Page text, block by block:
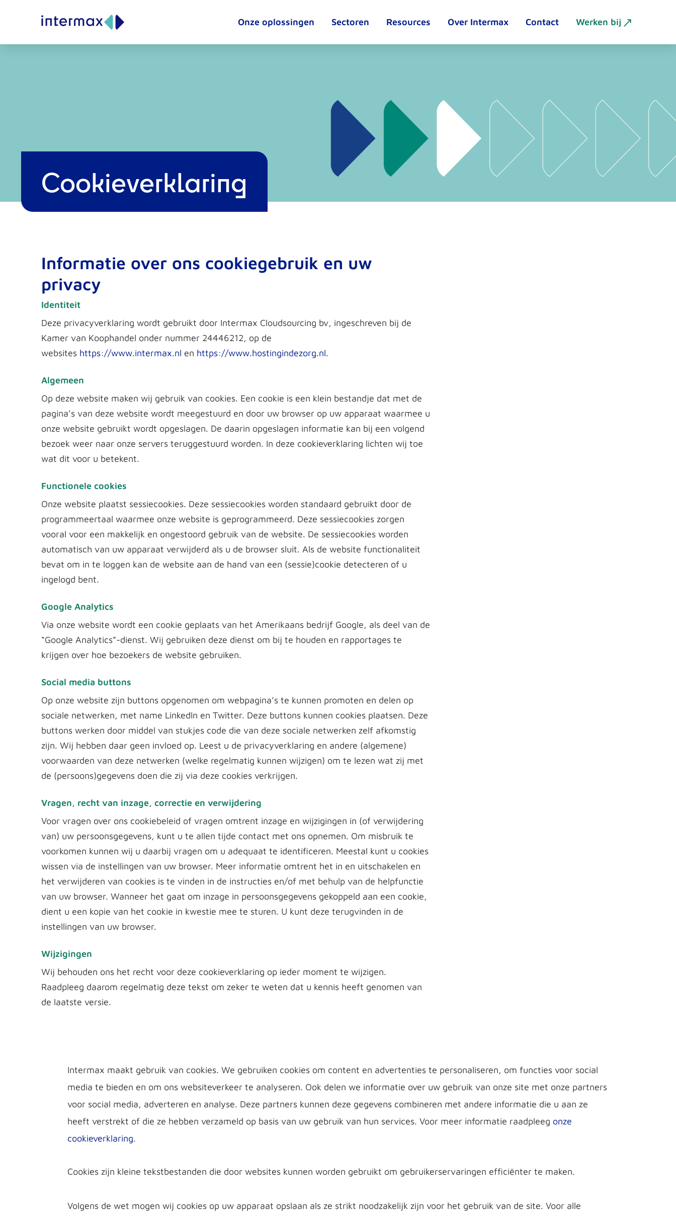
Onze oplossingen Sectoren Resources Over Intermax Contact Werken bij
Cookieverklaring
Informatie over ons cookiegebruik en uw
privacy
Identiteit
Deze privacyverklaring wordt gebruikt door Intermax Cloudsourcing bv, ingeschreven bij de
Kamer van Koophandel onder nummer 24446212, op de
websites https://www.intermax.nl en https://www.hostingindezorg.nl.
Algemeen
Op deze website maken wij gebruik van cookies. Een cookie is een klein bestandje dat met de
pagina’s van deze website wordt meegestuurd en door uw browser op uw apparaat waarmee u
onze website gebruikt wordt opgeslagen. De daarin opgeslagen informatie kan bij een volgend
bezoek weer naar onze servers teruggestuurd worden. In deze cookieverklaring lichten wij toe
wat dit voor u betekent.
Functionele cookies
Onze website plaatst sessiecookies. Deze sessiecookies worden standaard gebruikt door de
programmeertaal waarmee onze website is geprogrammeerd. Deze sessiecookies zorgen
vooral voor een makkelijk en ongestoord gebruik van de website. De sessiecookies worden
automatisch van uw apparaat verwijderd als u de browser sluit. Als de website functionaliteit
bevat om in te loggen kan de website aan de hand van een (sessie)cookie detecteren of u
ingelogd bent.
Google Analytics
Via onze website wordt een cookie geplaats van het Amerikaans bedrijf Google, als deel van de
“Google Analytics”-dienst. Wij gebruiken deze dienst om bij te houden en rapportages te
krijgen over hoe bezoekers de website gebruiken.
Social media buttons
Op onze website zijn buttons opgenomen om webpagina’s te kunnen promoten en delen op
sociale netwerken, met name LinkedIn en Twitter. Deze buttons kunnen cookies plaatsen. Deze
buttons werken door middel van stukjes code die van deze sociale netwerken zelf afkomstig
zijn. Wij hebben daar geen invloed op. Leest u de privacyverklaring en andere (algemene)
voorwaarden van deze netwerken (welke regelmatig kunnen wijzigen) om te lezen wat zij met
de (persoons)gegevens doen die zij via deze cookies verkrijgen.
Vragen, recht van inzage, correctie en verwijdering
Voor vragen over ons cookiebeleid of vragen omtrent inzage en wijzigingen in (of verwijdering
van) uw persoonsgegevens, kunt u te allen tijde contact met ons opnemen. Om misbruik te
voorkomen kunnen wij u daarbij vragen om u adequaat te identificeren. Meestal kunt u cookies
wissen via de instellingen van uw browser. Meer informatie omtrent het in en uitschakelen en
het verwijderen van cookies is te vinden in de instructies en/of met behulp van de helpfunctie
van uw browser. Wanneer het gaat om inzage in persoonsgegevens gekoppeld aan een cookie,
dient u een kopie van het cookie in kwestie mee te sturen. U kunt deze terugvinden in de
instellingen van uw browser.
Wijzigingen
Wij behouden ons het recht voor deze cookieverklaring op ieder moment te wijzigen.
Raadpleeg daarom regelmatig deze tekst om zeker te weten dat u kennis heeft genomen van
de laatste versie.
Intermax maakt gebruik van cookies. We gebruiken cookies om content en advertenties te personaliseren, om functies voor social
media te bieden en om ons websiteverkeer te analyseren. Ook delen we informatie over uw gebruik van onze site met onze partners
voor social media, adverteren en analyse. Deze partners kunnen deze gegevens combineren met andere informatie die u aan ze
heeft verstrekt of die ze hebben verzameld op basis van uw gebruik van hun services. Voor meer informatie raadpleeg onze
cookieverklaring.
Cookies zijn kleine tekstbestanden die door websites kunnen worden gebruikt om gebruikerservaringen efficiënter te maken.
Volgens de wet mogen wij cookies op uw apparaat opslaan als ze strikt noodzakelijk zijn voor het gebruik van de site. Voor alle